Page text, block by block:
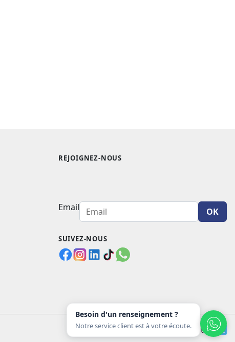
REJOIGNEZ-NOUS
Email OK
SUIVEZ-NOUS
Moyens de paiement acceptés
Besoin d'un renseignement ?
Notre service client est à votre écoute.